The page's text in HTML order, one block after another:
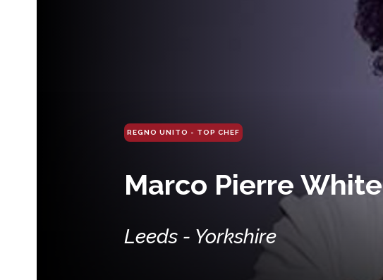
REGNO UNITO - TOP CHEF
Marco Pierre White
Leeds - Yorkshire